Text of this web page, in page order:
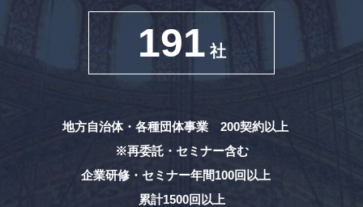
191 社
地方自治体・各種団体事業 200契約以上
※再委託・セミナー含む
企業研修・セミナー年間100回以上
累計1500回以上